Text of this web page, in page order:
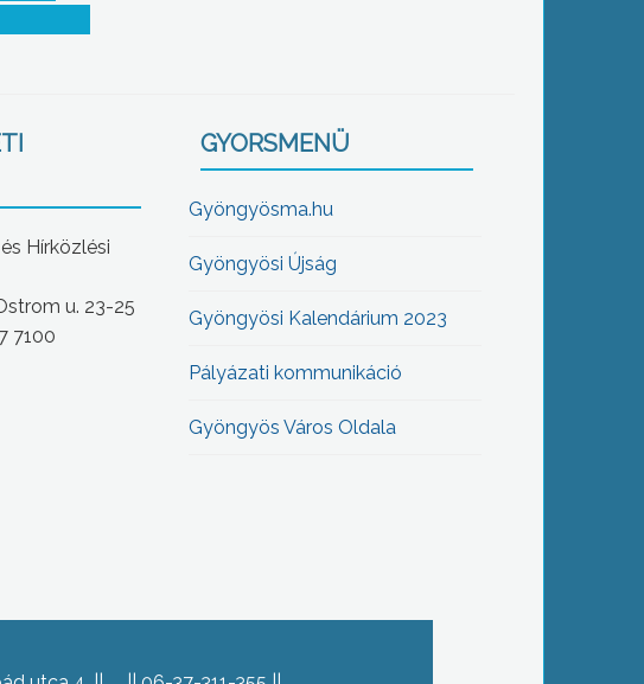
Hírközlési
u. 23-25
7100
GYORSMENÜ
Gyöngyösma.hu
Gyöngyösi Újság
Gyöngyösi Kalendárium 2023
Pályázati kommunikáció
Gyöngyös Város Oldala